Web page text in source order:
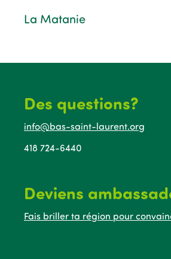
La Matanie
Des questions?
info@bas-saint-laurent.org
418 724-6440
Deviens
Fais briller ta région pour